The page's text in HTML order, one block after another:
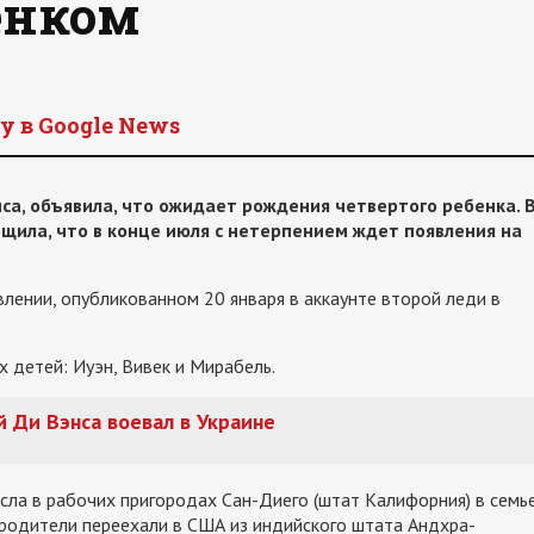
в Google News
объявила, что ожидает рождения четвертого ребенка.
что в конце июля с нетерпением ждет появления на
опубликованном 20 января в аккаунте второй леди в
детей: Иуэн, Вивек и Мирабель.
Вэнса воевал в Украине
в рабочих пригородах Сан-Диего (штат Калифорния) в
переехали в США из индийского штата Андхра-